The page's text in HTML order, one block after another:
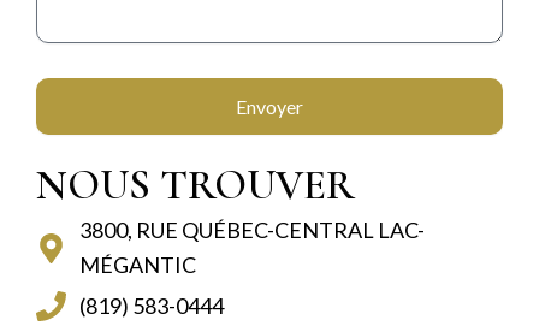
Envoyer
NOUS TROUVER
3800, RUE QUÉBEC-CENTRAL LAC-
MÉGANTIC
(819) 583-0444